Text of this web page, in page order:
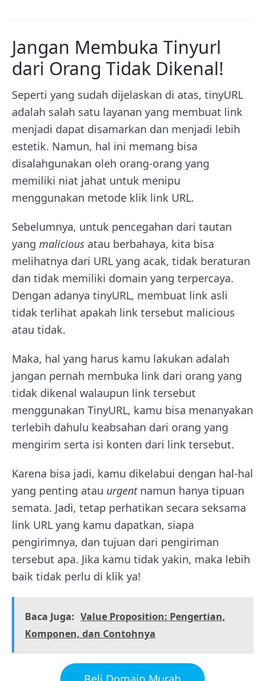
Jangan Membuka Tinyurl
dari Orang Tidak Dikenal!
Seperti yang sudah dijelaskan di atas, tinyURL
adalah salah satu layanan yang membuat link
menjadi dapat disamarkan dan menjadi lebih
estetik. Namun, hal ini memang bisa
disalahgunakan oleh orang-orang yang
memiliki niat jahat untuk menipu
menggunakan metode klik link URL.
Sebelumnya, untuk pencegahan dari tautan
yang malicious atau berbahaya, kita bisa
melihatnya dari URL yang acak, tidak beraturan
dan tidak memiliki domain yang terpercaya.
Dengan adanya tinyURL, membuat link asli
tidak terlihat apakah link tersebut malicious
atau tidak.
Maka, hal yang harus kamu lakukan adalah
jangan pernah membuka link dari orang yang
tidak dikenal walaupun link tersebut
menggunakan TinyURL, kamu bisa menanyakan
terlebih dahulu keabsahan dari orang yang
mengirim serta isi konten dari link tersebut.
Karena bisa jadi, kamu dikelabui dengan hal-hal
yang penting atau urgent namun hanya tipuan
semata. Jadi, tetap perhatikan secara seksama
link URL yang kamu dapatkan, siapa
pengirimnya, dan tujuan dari pengiriman
tersebut apa. Jika kamu tidak yakin, maka lebih
baik tidak perlu di klik ya!
Baca Juga: Value Proposition: Pengertian,
Komponen, dan Contohnya